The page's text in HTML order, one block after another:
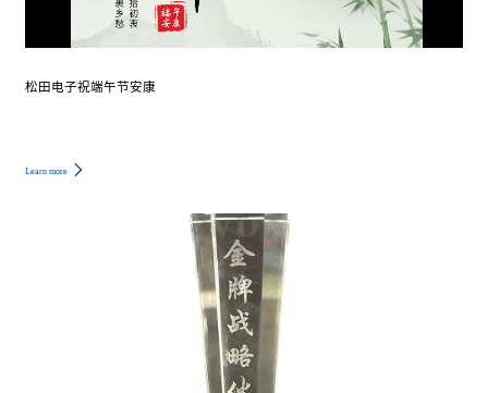
松田电子祝端午节安康
Learn more